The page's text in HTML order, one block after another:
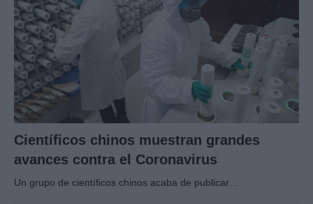
Científicos chinos muestran grandes
avances contra el Coronavirus
Un grupo de científicos chinos acaba de publicar…